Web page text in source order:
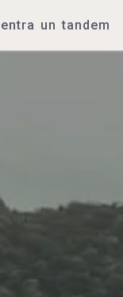
un tandem